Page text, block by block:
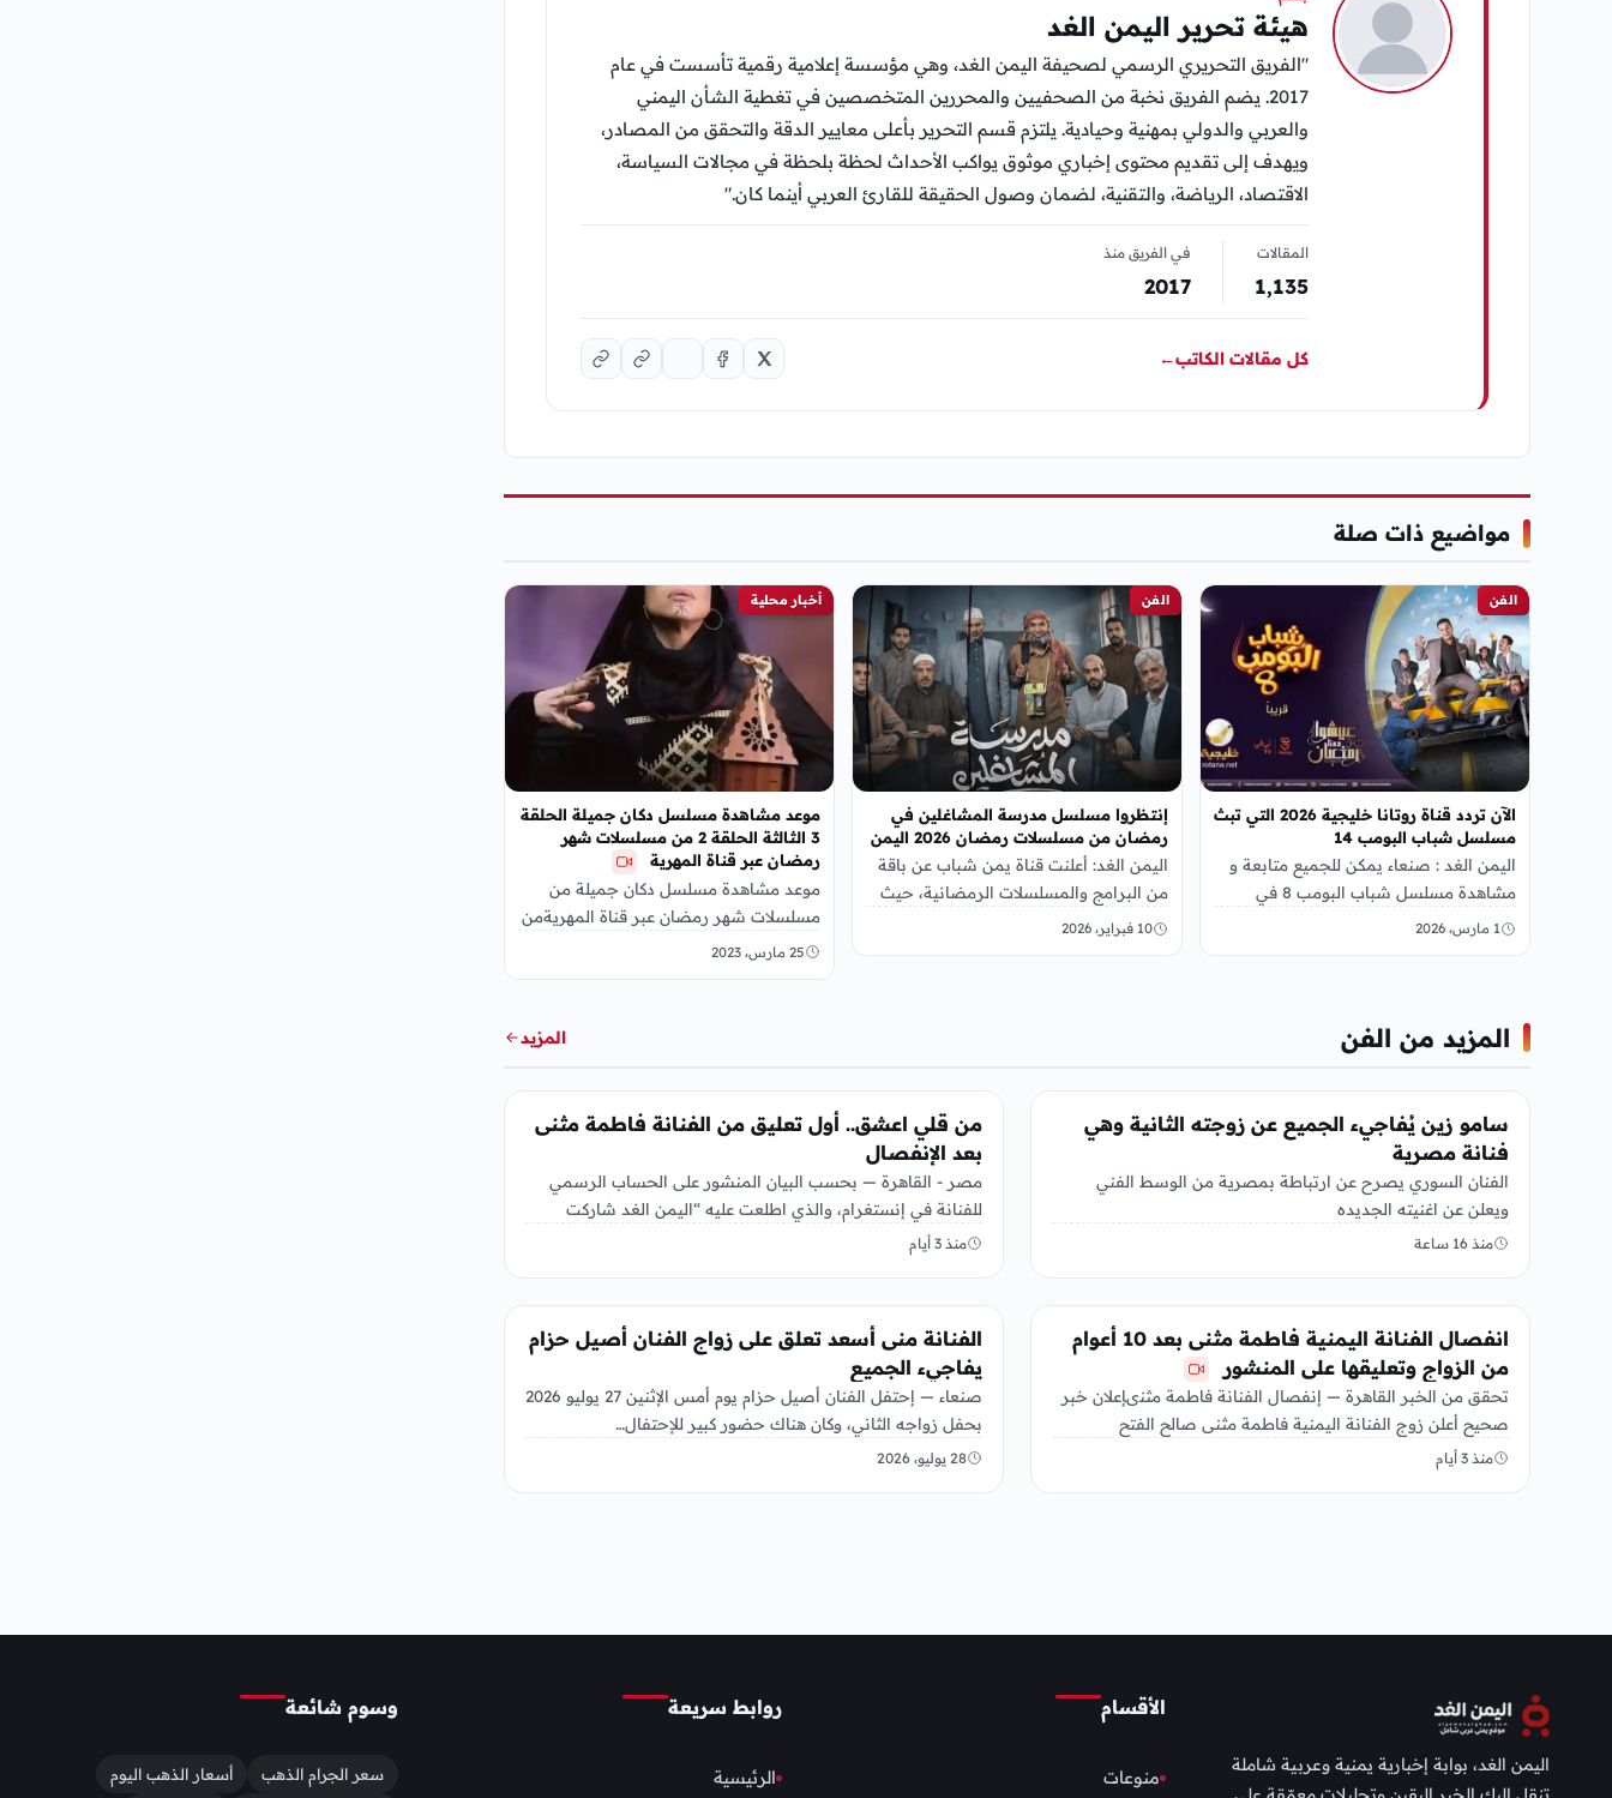
هيئة تحرير اليمن الغد
"الفريق التحريري الرسمي لصحيفة اليمن الغد، وهي مؤسسة إعلامية رقمية تأسست في عام
2017. يضم الفريق نخبة من الصحفيين والمحررين المتخصصين في تغطية الشأن اليمني
والعربي والدولي بمهنية وحيادية. يلتزم قسم التحرير بأعلى معايير الدقة والتحقق من المصادر،
ويهدف إلى تقديم محتوى إخباري موثوق يواكب الأحداث لحظة بلحظة في مجالات السياسة،
الاقتصاد، الرياضة، والتقنية، لضمان وصول الحقيقة للقارئ العربي أينما كان."
المقالات
1٬135
في الفريق منذ
2017
كل مقالات الكاتب←
مواضيع ذات صلة
الفن
الآن تردد قناة روتانا خليجية 2026 التي تبث
مسلسل شباب البومب 14
اليمن الغد : صنعاء يمكن للجميع متابعة و
مشاهدة مسلسل شباب البومب 8 في
الموسم الجديد وذلك عن طريق مشاهدة…
1 مارس، 2026
الفن
إنتظروا مسلسل مدرسة المشاغلين في
رمضان من مسلسلات رمضان 2026 اليمن
اليمن الغد: أعلنت قناة يمن شباب عن باقة
من البرامج والمسلسلات الرمضانية، حيث
أعلن عن مسلسل كوميدي يحمل إسم
10 فبراير، 2026
أخبار محلية
موعد مشاهدة مسلسل دكان جميلة الحلقة
3 الثالثة الحلقة 2 من مسلسلات شهر
رمضان عبر قناة المهرية
موعد مشاهدة مسلسل دكان جميلة من
مسلسلات شهر رمضان عبر قناة المهريةمن
25 مارس، 2023
المزيد من الفن المزيد
سامو زين يُفاجيء الجميع عن زوجته الثانية وهي
فنانة مصرية
الفنان السوري يصرح عن ارتباطة بمصرية من الوسط الفني
ويعلن عن اغنيته الجديده
منذ 16 ساعة
من قلي اعشق.. أول تعليق من الفنانة فاطمة مثنى
بعد الإنفصال
مصر - القاهرة — بحسب البيان المنشور على الحساب الرسمي
للفنانة في إنستغرام، والذي اطلعت عليه “اليمن الغد شاركت
الفنانة…
منذ 3 أيام
انفصال الفنانة اليمنية فاطمة مثنى بعد 10 أعوام
من الزواج وتعليقها على المنشور
تحقق من الخبر القاهرة — إنفصال الفنانة فاطمة مثنىإعلان خبر
صحيح أعلن زوج الفنانة اليمنية فاطمة مثنى صالح الفتح
انفصالهما…
منذ 3 أيام
الفنانة منى أسعد تعلق على زواج الفنان أصيل حزام
يفاجيء الجميع
صنعاء — إحتفل الفنان أصيل حزام يوم أمس الإثنين 27 يوليو 2026
بحفل زواجه الثاني، وكان هناك حضور كبير للإحتفال…
28 يوليو، 2026
اليمن الغد، بوابة إخبارية يمنية وعربية شاملة
الأقسام
منوعات
روابط سريعة
الرئيسية
وسوم شائعة
سعر الجرام الذهب أسعار الذهب اليوم